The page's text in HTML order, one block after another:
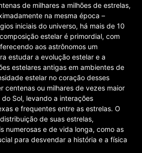
de milhares a milhões de estrelas,
na mesma época –
iniciais do universo, há mais de 10
estelar é primordial, com
aos astrônomos um
estudar a evolução estelar e a
estelares antigas em ambientes de
estelar no coração desses
centenas ou milhares de vezes maior
Sol, levando a interações
e frequentes entre as estrelas. O
de suas estrelas,
numerosas e de vida longa, como as
para desvendar a história e a física